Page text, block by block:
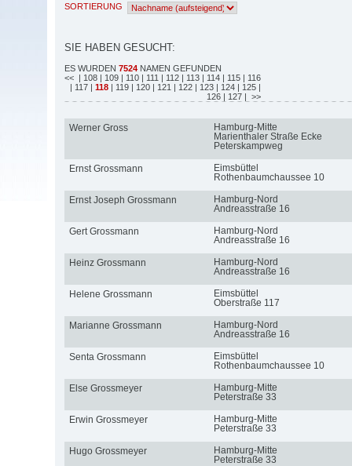
SORTIERUNG
SIE HABEN GESUCHT:
ES WURDEN 7524 NAMEN GEFUNDEN
<< | 108 | 109 | 110 | 111 | 112 | 113 | 114 | 115 | 116
| 117 | 118 | 119 | 120 | 121 | 122 | 123 | 124 | 125 |
126 | 127 | >>
Werner Gross
Hamburg-Mitte
Marienthaler Straße Ecke
Peterskampweg
Ernst Grossmann
Eimsbüttel
Rothenbaumchaussee 10
Ernst Joseph Grossmann
Hamburg-Nord
Andreasstraße 16
Gert Grossmann
Hamburg-Nord
Andreasstraße 16
Heinz Grossmann
Hamburg-Nord
Andreasstraße 16
Helene Grossmann
Eimsbüttel
Oberstraße 117
Marianne Grossmann
Hamburg-Nord
Andreasstraße 16
Senta Grossmann
Eimsbüttel
Rothenbaumchaussee 10
Else Grossmeyer
Hamburg-Mitte
Peterstraße 33
Erwin Grossmeyer
Hamburg-Mitte
Peterstraße 33
Hugo Grossmeyer
Hamburg-Mitte
Peterstraße 33